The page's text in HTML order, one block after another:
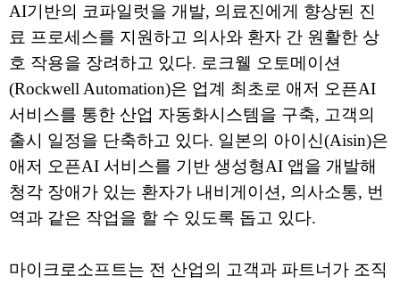
AI기반의 코파일럿을 개발, 의료진에게 향상된 진
료 프로세스를 지원하고 의사와 환자 간 원활한 상
호 작용을 장려하고 있다. 로크웰 오토메이션
(Rockwell Automation)은 업계 최초로 애저 오픈AI
서비스를 통한 산업 자동화시스템을 구축, 고객의
출시 일정을 단축하고 있다. 일본의 아이신(Aisin)은
애저 오픈AI 서비스를 기반 생성형AI 앱을 개발해
청각 장애가 있는 환자가 내비게이션, 의사소통, 번
역과 같은 작업을 할 수 있도록 돕고 있다.
마이크로소프트는 전 산업의 고객과 파트너가 조직